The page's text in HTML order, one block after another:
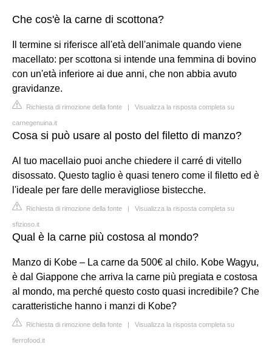
Che cos'è la carne di scottona?
Il termine si riferisce all'età dell'animale quando viene
macellato: per scottona si intende una femmina di bovino
con un'età inferiore ai due anni, che non abbia avuto
gravidanze.
Richiesta di rimozione della fonte | Visualizza la risposta completa su
carnegenuina.it
Cosa si può usare al posto del filetto di manzo?
Al tuo macellaio puoi anche chiedere il carré di vitello
disossato. Questo taglio è quasi tenero come il filetto ed è
l'ideale per fare delle meravigliose bistecche.
Richiesta di rimozione della fonte | Visualizza la risposta completa su
sfizioso.it
Qual è la carne più costosa al mondo?
Manzo di Kobe – La carne da 500€ al chilo. Kobe Wagyu,
è dal Giappone che arriva la carne più pregiata e costosa
al mondo, ma perché questo costo quasi incredibile? Che
caratteristiche hanno i manzi di Kobe?
Richiesta di rimozione della fonte | Visualizza la risposta completa su
fierrofood.it